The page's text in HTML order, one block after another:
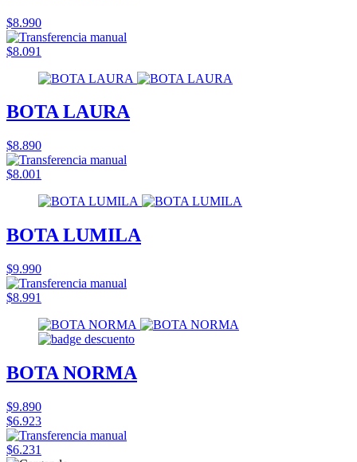
$8.990
$8.091
BOTA LAURA
$8.890
$8.001
BOTA LUMILA
$9.990
$8.991
BOTA NORMA
$9.890
$6.923
$6.231